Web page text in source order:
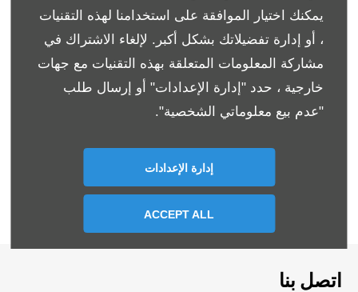
يمكنك اختيار الموافقة على استخدامنا لهذه التقنيات
، أو إدارة تفضيلاتك بشكل أكبر. لإلغاء الاشتراك في
مشاركة المعلومات المتعلقة بهذه التقنيات مع جهات
خارجية ، حدد "إدارة الإعدادات" أو إرسال طلب
"عدم بيع معلوماتي الشخصية".
إدارة الإعدادات
ACCEPT ALL
عنوان البريد الالكتروني*
رقم الاتصال *
إرسال
اتصل بنا